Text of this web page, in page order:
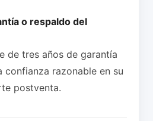
o respaldo del
de tres años de garantía
confianza razonable en su
postventa.